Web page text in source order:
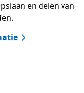
en delen van